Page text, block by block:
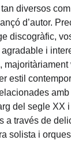
diversos
d’autor.
discogràfic,
i
majoritàriament
estil
amb
del segle XX
a través de
solista i